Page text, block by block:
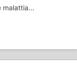
malattia...